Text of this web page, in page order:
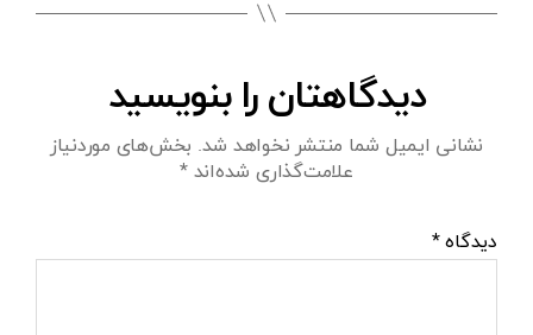
دیدگاهتان را بنویسید
نشانی ایمیل شما منتشر نخواهد شد. بخش‌های موردنیاز
علامت‌گذاری شده‌اند*
دیدگاه*